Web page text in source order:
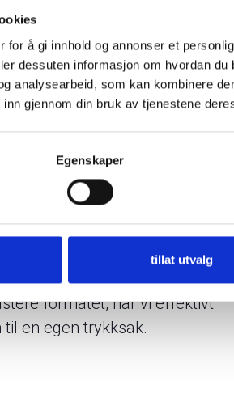
for å gi innhold og annonser et
dessuten informasjon om hvordan
analysearbeid, som kan kombinere
gjennom din bruk av tjenestene
Egenskaper
tillat utvalg
temaet, samtidig som de gir
og mer levende uttrykk.
omfattet planlegging,
publiseringsfrist. Resultatet er
rapport som både informerer
en trykt versjon av
enkle grep, som å fjerne
formatet, har vi effektivt
en egen trykksak.